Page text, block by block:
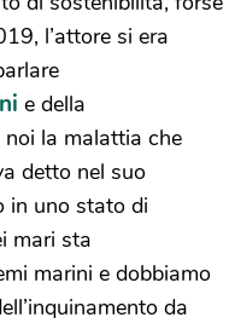
l’attore si era
e della
noi la malattia che
detto nel suo
in uno stato di
mari sta
marini e dobbiamo
da